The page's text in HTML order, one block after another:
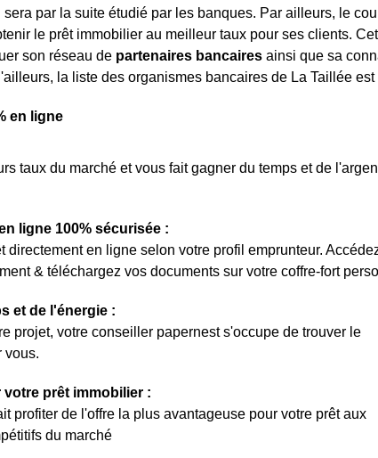
par la suite étudié par les banques. Par ailleurs, le
le prêt immobilier au meilleur taux pour ses clients.
son réseau de partenaires bancaires ainsi que sa
la liste des organismes bancaires de La Taillée
en ligne
taux du marché et vous fait gagner du temps et de
ligne 100% sécurisée :
directement en ligne selon votre profil emprunteur.
& téléchargez vos documents sur votre coffre-fort
et de l'énergie :
projet, votre conseiller papernest s'occupe de trouver le
vous.
votre prêt immobilier :
profiter de l'offre la plus avantageuse pour votre prêt aux
du marché